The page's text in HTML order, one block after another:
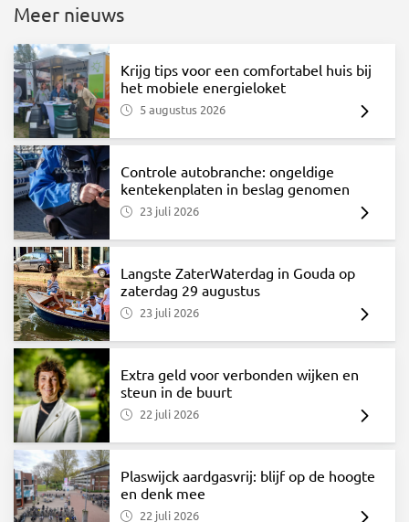
Meer nieuws
Krijg tips voor een comfortabel huis bij
het mobiele energieloket
5 augustus 2026
Controle autobranche: ongeldige
kentekenplaten in beslag genomen
23 juli 2026
Langste ZaterWaterdag in Gouda op
zaterdag 29 augustus
23 juli 2026
Extra geld voor verbonden wijken en
steun in de buurt
22 juli 2026
Plaswijck aardgasvrij: blijf op de hoogte
en denk mee
22 juli 2026